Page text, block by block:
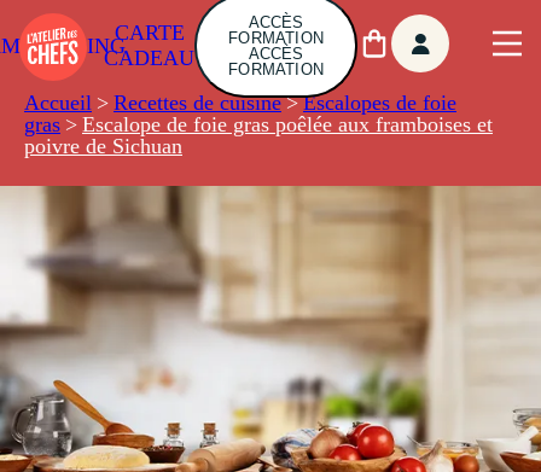
CARTE
CADEAU
ACCÈS
FORMATION
ACCÈS
FORMATION
Accueil > Recettes de cuisine > Escalopes de foie
gras > Escalope de foie gras poêlée aux framboises et
poivre de Sichuan